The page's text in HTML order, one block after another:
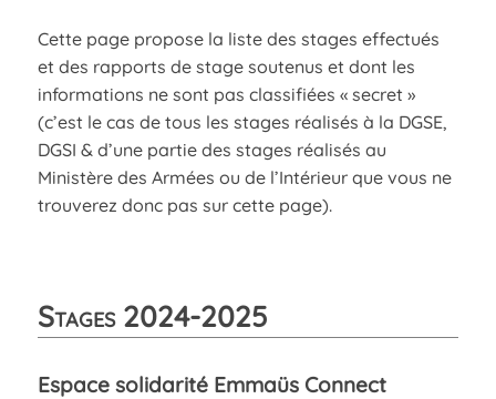
Cette page propose la liste des stages effectués
et des rapports de stage soutenus et dont les
informations ne sont pas classifiées « secret »
(c’est le cas de tous les stages réalisés à la DGSE,
DGSI & d’une partie des stages réalisés au
Ministère des Armées ou de l’Intérieur que vous ne
trouverez donc pas sur cette page).
Stages 2024-2025
Espace solidarité Emmaüs Connect